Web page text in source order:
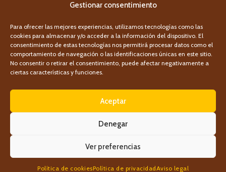
Gestionar consentimiento
Para ofrecer las mejores experiencias, utilizamos tecnologías como las
cookies para almacenar y/o acceder a la información del dispositivo. El
consentimiento de estas tecnologías nos permitirá procesar datos como el
comportamiento de navegación o las identificaciones únicas en este sitio.
No consentir o retirar el consentimiento, puede afectar negativamente a
ciertas características y funciones.
Aceptar
Denegar
Ver preferencias
Política de cookiesPolítica de privacidadAviso legal
© 2025 Clot de Galvany. Todos los derechos reservados
–Aviso Legal–Política de Cookies